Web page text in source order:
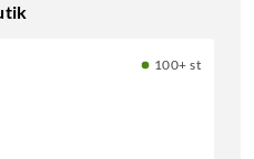
100+ st